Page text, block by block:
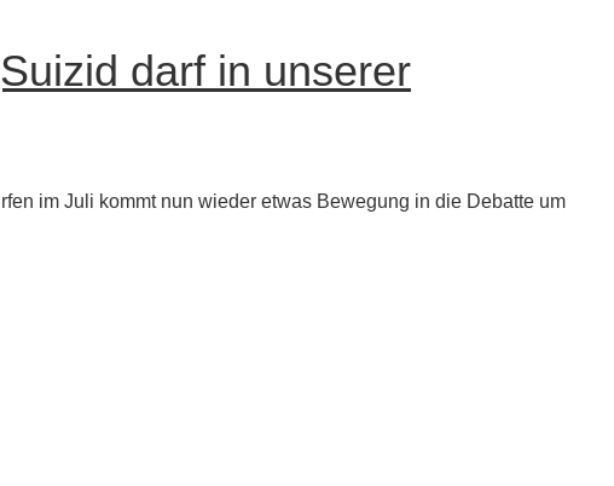
darf in unserer
im Juli kommt nun wieder etwas Bewegung in die Debatte um